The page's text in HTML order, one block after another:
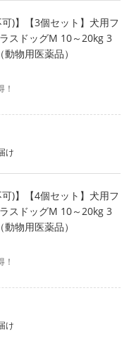
可)】【3個セット】犬用フ
スドッグM 10～20kg 3
物用医薬品）
け
可)】【4個セット】犬用フ
スドッグM 10～20kg 3
物用医薬品）
け